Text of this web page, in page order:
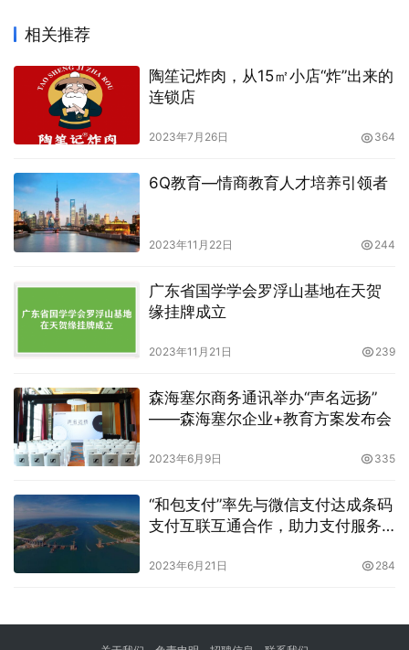
相关推荐
陶笙记炸肉，从15㎡小店“炸”出来的
连锁店
2023年7月26日 364
6Q教育—情商教育人才培养引领者
2023年11月22日 244
广东省国学学会罗浮山基地在天贺
缘挂牌成立
2023年11月21日 239
森海塞尔商务通讯举办“声名远扬”
——森海塞尔企业+教育方案发布会
2023年6月9日 335
“和包支付”率先与微信支付达成条码
支付互联互通合作，助力支付服务
2023年6月21日 284